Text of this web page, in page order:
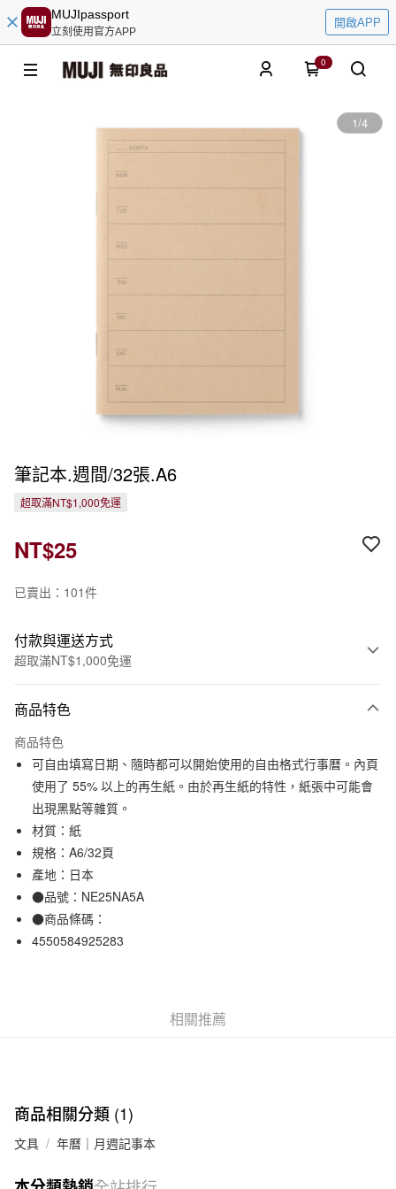
MUJIpassport
立刻使用官方APP
開啟APP
0
1/4
筆記本.週間/32張.A6
超取滿NT$1,000免運
NT$25
已賣出：101件
付款與運送方式
超取滿NT$1,000免運
信用卡一次付款
信用卡分期付款
3 期 0 利率 每期NT$8 21家銀行
合作金庫商業銀行
華南商業銀行
上海商業儲蓄銀行
臺灣中小企業銀行
匯豐（台灣）商業銀行
聯邦商業銀行
元大商業銀行
超商取貨付款
LINE Pay
Apple Pay
街口支付
悠遊付
每筆NT$65，滿NT$1,000(含以上)免運費
商品特色
商品特色
可自由填寫日期、隨時都可以開始使用的自由格式行事曆。內頁
使用了 55% 以上的再生紙。由於再生紙的特性，紙張中可能會
出現黑點等雜質。
材質：紙
規格：A6/32頁
產地：日本
●品號：NE25NA5A
●商品條碼：
4550584925283
相關推薦
商品相關分類 (1)
文具 年曆｜月週記事本